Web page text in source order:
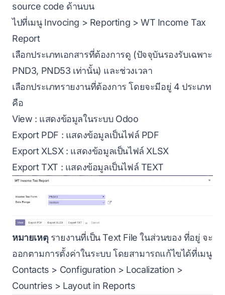
source code ด้านบน
ไปที่เมนู Invocing > Reporting > WT Income Tax
Report
เลือกประเภทเอกสารที่ต้องการดู (ปัจจุบันรองรับเฉพาะ
PND3, PND53 เท่านั้น) และช่วงเวลา
เลือกประเภทรายงานที่ต้องการ โดยจะมีอยู่ 4 ประเภท
คือ
View : แสดงข้อมูลในระบบ Odoo
Export PDF : แสดงข้อมูลเป็นไฟล์ PDF
Export XLSX : แสดงข้อมูลเป็นไฟล์ XLSX
Export TXT : แสดงข้อมูลเป็นไฟล์ TEXT
หมายเหตุรายงานที่เป็น Text File ในส่วนของ ที่อยู่ จะ
ออกตามการตั้งค่าในระบบ โดยสามารถแก้ไขได้ที่เมนู
Contacts > Configuration > Localization >
Countries > Layout in Reports